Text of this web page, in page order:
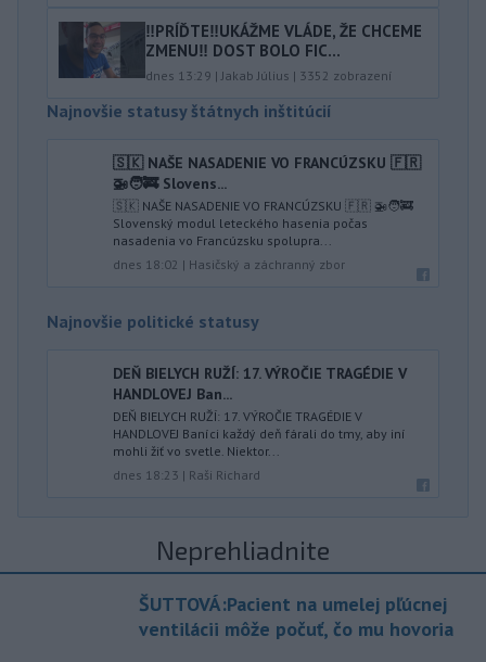
‼️PRÍĎTE‼️UKÁŽME VLÁDE, ŽE CHCEME
ZMENU‼️ DOST BOLO FIC...
dnes 13:29 |Jakab Július | 3352 zobrazení
Najnovšie statusy štátnych inštitúcií
🇸🇰 NAŠE NASADENIE VO FRANCÚZSKU 🇫🇷
🚁🧑‍🚒 Slovens...
🇸🇰 NAŠE NASADENIE VO FRANCÚZSKU 🇫🇷 🚁🧑‍🚒
Slovenský modul leteckého hasenia počas
nasadenia vo Francúzsku spolupra...
dnes 18:02 | Hasičský a záchranný zbor
Najnovšie politické statusy
DEŇ BIELYCH RUŽÍ: 17. VÝROČIE TRAGÉDIE V
HANDLOVEJ Ban...
DEŇ BIELYCH RUŽÍ: 17. VÝROČIE TRAGÉDIE V
HANDLOVEJ Baníci každý deň fárali do tmy, aby iní
mohli žiť vo svetle. Niektor...
dnes 18:23 | Raši Richard
Neprehliadnite
ŠUTTOVÁ:Pacient na umelej pľúcnej
ventilácii môže počuť, čo mu hovoria